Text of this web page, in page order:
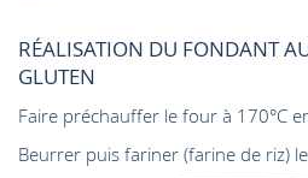
RÉALISATION DU FONDANT
GLUTEN
Faire préchauffer le four à 170°C
Beurrer puis fariner (farine de riz)